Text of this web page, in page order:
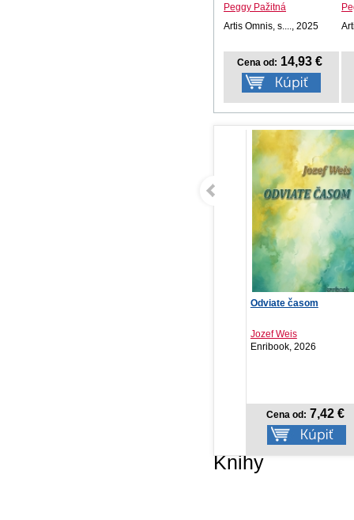
Peggy Pažitná
Artis Omnis, s...., 2025
Cena od: 14,93 €
Odviate časom
Jozef Weis
Enribook, 2026
Cena od:7,42 €
Knihy